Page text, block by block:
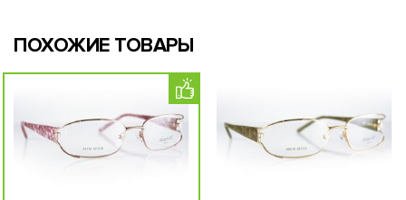
ПОХОЖИЕ ТОВАРЫ